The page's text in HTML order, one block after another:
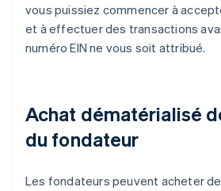
vous puissiez commencer à
et à effectuer des transactions
numéro EIN ne vous soit attribué.
Achat dématérialisé
du fondateur
Les fondateurs peuvent acheter